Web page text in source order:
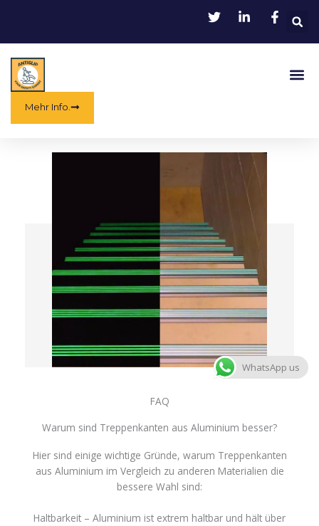
Mehr Info.
FAQ
Warum sind Treppenkanten aus Aluminium besser?
Hier sind einige wichtige Gründe, warum Treppenkanten
aus Aluminium im Vergleich zu anderen Materialien die
bessere Wahl sind:
Haltbarkeit – Aluminium ist extrem haltbar und hält über
WhatsApp us